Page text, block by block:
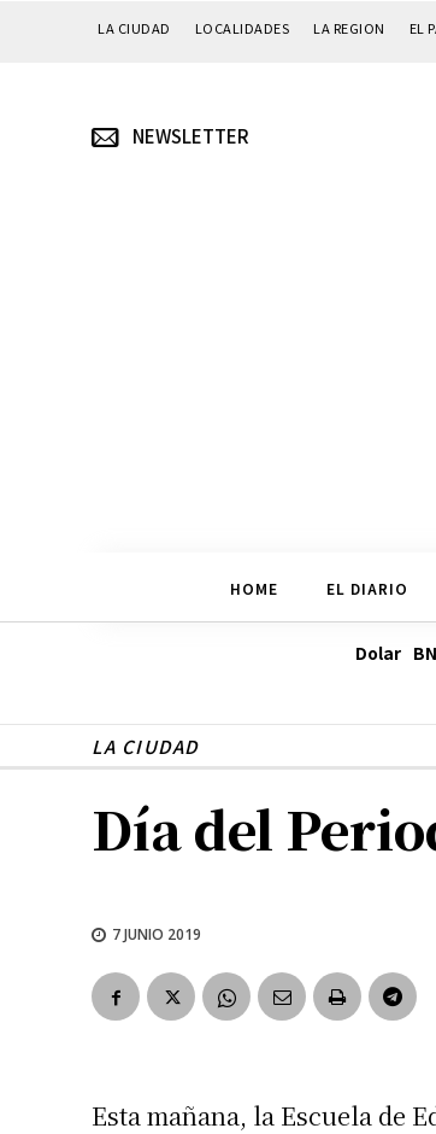
LA CIUDAD LOCALIDADES LA REGION EL
NEWSLETTER
HOME EL DIARIO
Dolar
LA CIUDAD
Día del
7 JUNIO 2019
Esta mañana, la Escuela de